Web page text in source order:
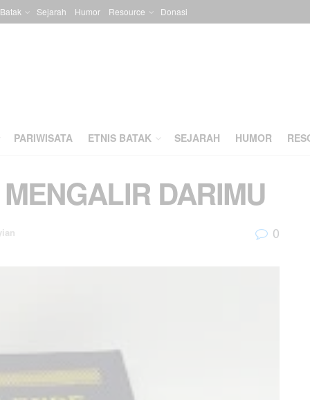
Sejarah Humor Resource Donasi
PARIWISATA ETNIS BATAK SEJARAH HUMOR
DARIMU
0